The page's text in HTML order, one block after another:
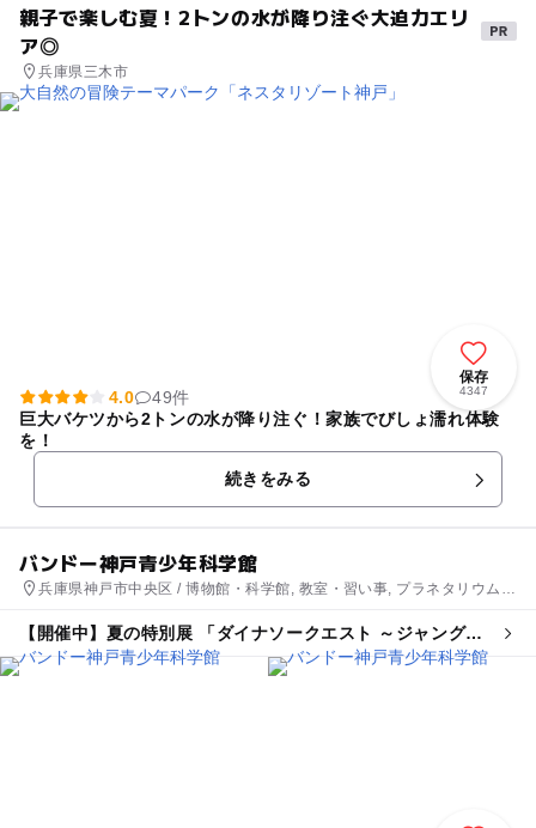
親子で楽しむ夏！2トンの水が降り注ぐ大迫力エリ
ア◎
兵庫県三木市
保存
4347
4.0
49件
巨大バケツから2トンの水が降り注ぐ！家族でびしょ濡れ体験
を！
続きをみる
バンドー神戸青少年科学館
兵庫県神戸市中央区 / 博物館・科学館, 教室・習い事, プラネタリウム・
【開催中】夏の特別展 「ダイナソークエスト ～ジャングル
からの挑戦状～」